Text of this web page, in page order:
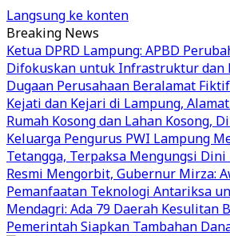
Langsung ke konten
Breaking News
Ketua DPRD Lampung: APBD
Difokuskan untuk Infrastruktur dan
Dugaan Perusahaan Beralamat
Kejati dan Kejari di Lampung,
Rumah Kosong dan Lahan Kosong,
Keluarga Pengurus PWI Lampung
Tetangga, Terpaksa Mengungsi Dini
Resmi Mengorbit, Gubernur Mirza:
Pemanfaatan Teknologi Antariksa
Mendagri: Ada 79 Daerah Kesulitan
Pemerintah Siapkan Tambahan